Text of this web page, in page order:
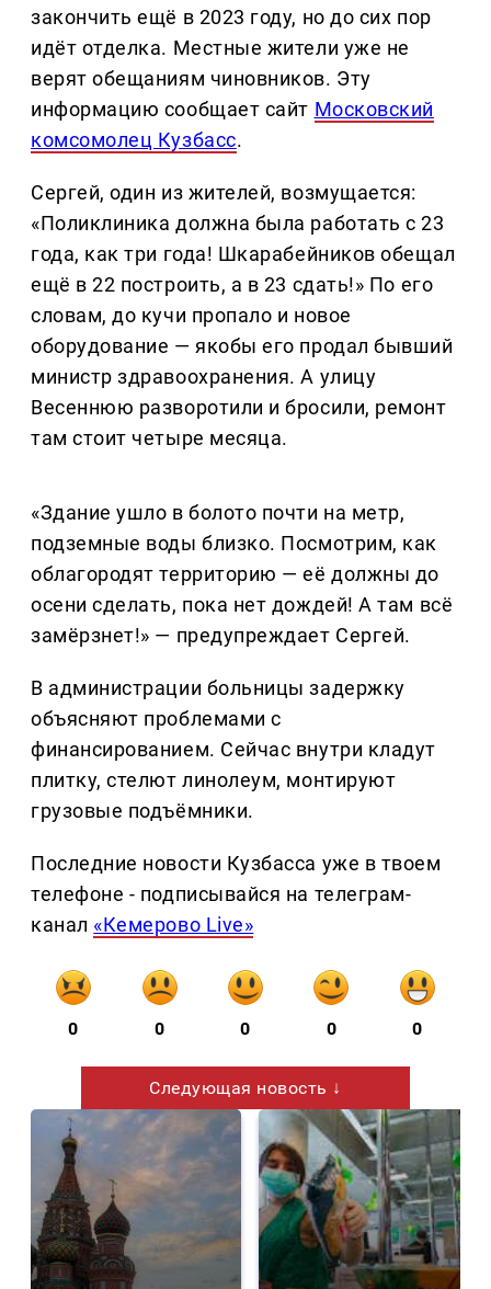
закончить ещё в 2023 году, но до сих пор
идёт отделка. Местные жители уже не
верят обещаниям чиновников. Эту
информацию сообщает сайт Московский
комсомолец Кузбасс.
Сергей, один из жителей, возмущается:
«Поликлиника должна была работать с 23
года, как три года! Шкарабейников обещал
ещё в 22 построить, а в 23 сдать!» По его
словам, до кучи пропало и новое
оборудование — якобы его продал бывший
министр здравоохранения. А улицу
Весеннюю разворотили и бросили, ремонт
там стоит четыре месяца.
«Здание ушло в болото почти на метр,
подземные воды близко. Посмотрим, как
облагородят территорию — её должны до
осени сделать, пока нет дождей! А там всё
замёрзнет!» — предупреждает Сергей.
В администрации больницы задержку
объясняют проблемами с
финансированием. Сейчас внутри кладут
плитку, стелют линолеум, монтируют
грузовые подъёмники.
Последние новости Кузбасса уже в твоем
телефоне - подписывайся на телеграм-
канал «Кемерово Live»
0 0 0 0 0
Следующая новость ↓